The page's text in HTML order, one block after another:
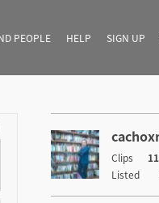
PEOPLE HELP SIGN UP
Clips
Listed